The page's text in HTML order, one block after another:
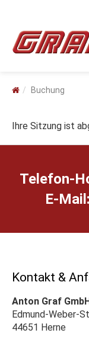
Buchung
Ihre Sitzung ist
Telefon-
E-Mail:
Kontakt &
Anton Graf
Edmund-Weber-
44651 Herne